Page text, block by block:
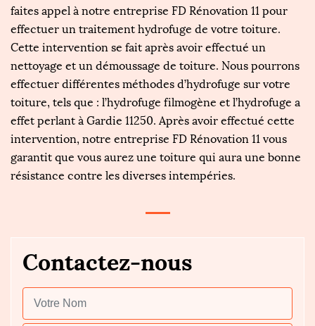
faites appel à notre entreprise FD Rénovation 11 pour
effectuer un traitement hydrofuge de votre toiture.
Cette intervention se fait après avoir effectué un
nettoyage et un démoussage de toiture. Nous pourrons
effectuer différentes méthodes d’hydrofuge sur votre
toiture, tels que : l’hydrofuge filmogène et l’hydrofuge a
effet perlant à Gardie 11250. Après avoir effectué cette
intervention, notre entreprise FD Rénovation 11 vous
garantit que vous aurez une toiture qui aura une bonne
résistance contre les diverses intempéries.
Contactez-nous